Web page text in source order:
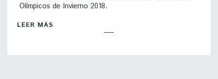
Olímpicos de Invierno 2018.
LEER MÁS